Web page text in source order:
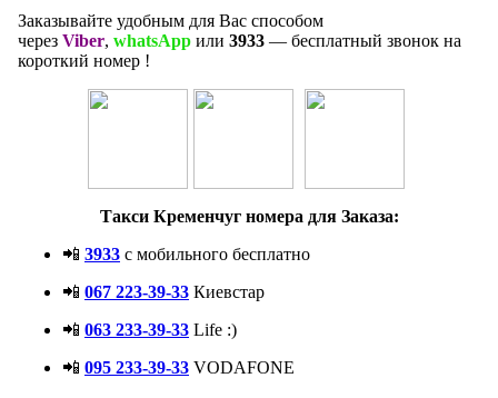
Заказывайте удобным для Вас способом
через Viber, whatsApp или 3933 — бесплатный звонок на
короткий номер !
Такси Кременчуг номера для Заказа:
📲 3933 с мобильного бесплатно
📲 067 223-39-33 Киевстар
📲 063 233-39-33 Life :)
📲 095 233-39-33 VODAFONE